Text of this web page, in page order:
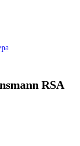
RSA